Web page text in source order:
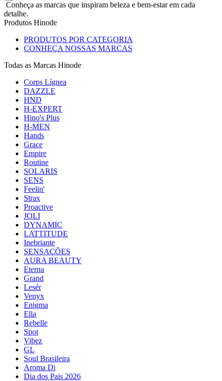
Conheça as marcas que inspiram beleza e bem-estar em cada
detalhe.
Produtos Hinode
PRODUTOS POR CATEGORIA
CONHEÇA NOSSAS MARCAS
Todas as Marcas Hinode
Corps Lígnea
DAZZLE
HND
H-EXPERT
Hino's Plus
H-MEN
Hands
Grace
Empire
Routine
SOLARIS
SENS
Feelin'
Strax
Proactive
JOLI
DYNAMIC
LATTITUDE
Inebriante
SENSAÇÕES
AURA BEAUTY
Eterna
Grand
Lesér
Venyx
Enigma
Ella
Rebelle
Spot
Vibez
GL
Soul Brasileira
Aroma Di
Dia dos Pais 2026